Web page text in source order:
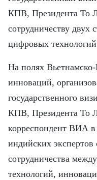
中
КПВ, Президента То
сотрудничеству двух
цифровых
На полях
инноваций,
государственного
КПВ, Президента То
корреспондент ВИА
индийских экспертов
сотрудничества
технологий,